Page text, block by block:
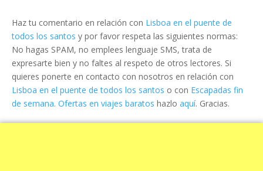
Haz tu comentario en relación con Lisboa en el puente de
todos los santos y por favor respeta las siguientes normas:
No hagas SPAM, no emplees lenguaje SMS, trata de
expresarte bien y no faltes al respeto de otros lectores. Si
quieres ponerte en contacto con nosotros en relación con
Lisboa en el puente de todos los santos o con Escapadas fin
de semana. Ofertas en viajes baratos hazlo aquí. Gracias.